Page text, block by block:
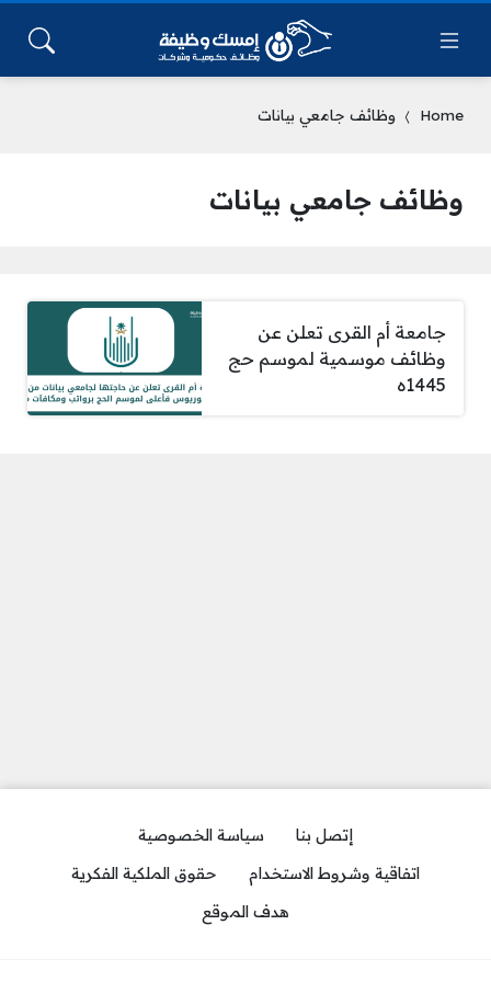
Home وظائف جامعي بيانات
وظائف جامعي بيانات
جامعة أم القرى تعلن عن
وظائف موسمية لموسم حج
1445ه
إتصل بنا
سياسة الخصوصية
اتفاقية وشروط الاستخدام
حقوق الملكية الفكرية
هدف الموقع